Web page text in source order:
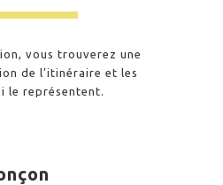
vous trouverez une
de l’itinéraire et les
le représentent.